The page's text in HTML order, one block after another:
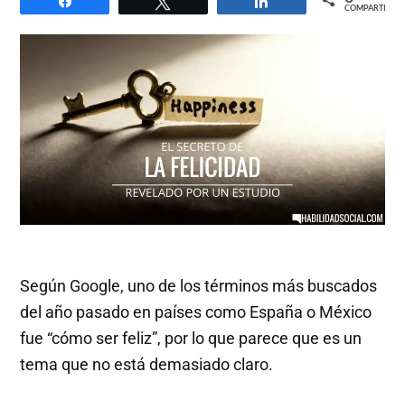
COMPARTIR
Según Google, uno de los términos más buscados
del año pasado en países como España o México
fue “cómo ser feliz”, por lo que parece que es un
tema que no está demasiado claro.